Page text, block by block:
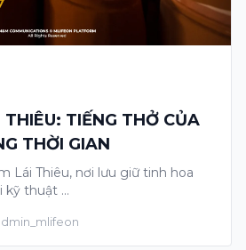
TIẾNG THỞ CỦA
THỜI GIAN
Lái Thiêu, nơi lưu giữ tinh hoa
kỹ thuật …